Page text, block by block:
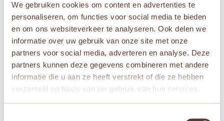
We gebruiken cookies om content en advertenties te
personaliseren, om functies voor social media te bieden
en om ons websiteverkeer te analyseren. Ook delen we
informatie over uw gebruik van onze site met onze
partners voor social media, adverteren en analyse. Deze
partners kunnen deze gegevens combineren met andere
informatie die u aan ze heeft verstrekt of die ze hebben
verzameld op basis van uw gebruik van hun services.
Aanbieding!
Janod Magnetibook –
Janod Magnetibook –